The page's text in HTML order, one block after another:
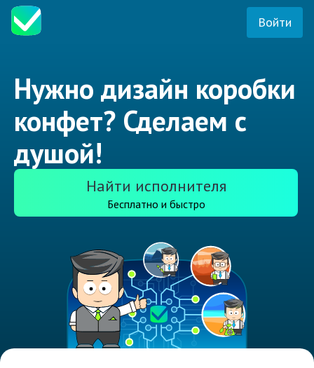
Войти
Нужно дизайн коробки
конфет? Сделаем с
душой!
Найти исполнителя
Бесплатно и быстро